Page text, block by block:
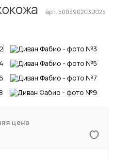
арт. 5003902030025
цена